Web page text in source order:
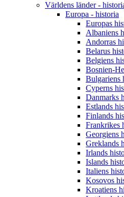
Världens länder -
Europa - historia
Europas
Albaniens
Andorras
Belarus
Belgiens
Bosnien-
Bulgariens
Cyperns
Danmarks
Estlands
Finlands
Frankrikes
Georgiens
Greklands
Irlands
Islands
Italiens
Kosovos
Kroatiens